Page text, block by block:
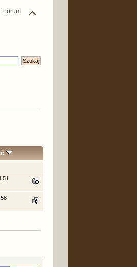
Forum